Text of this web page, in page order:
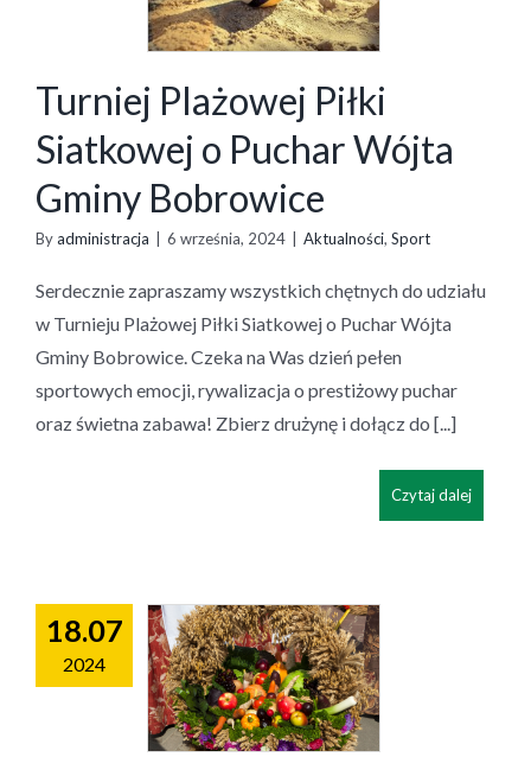
Turniej Plażowej Piłki
Siatkowej o Puchar Wójta
Gminy Bobrowice
Byadministracja 6 września, 2024 Aktualności, Sport
Serdecznie zapraszamy wszystkich chętnych do udziału
w Turnieju Plażowej Piłki Siatkowej o Puchar Wójta
Gminy Bobrowice. Czeka na Was dzień pełen
sportowych emocji, rywalizacja o prestiżowy puchar
oraz świetna zabawa! Zbierz drużynę i dołącz do [...]
Czytaj dalej
18.07
2024